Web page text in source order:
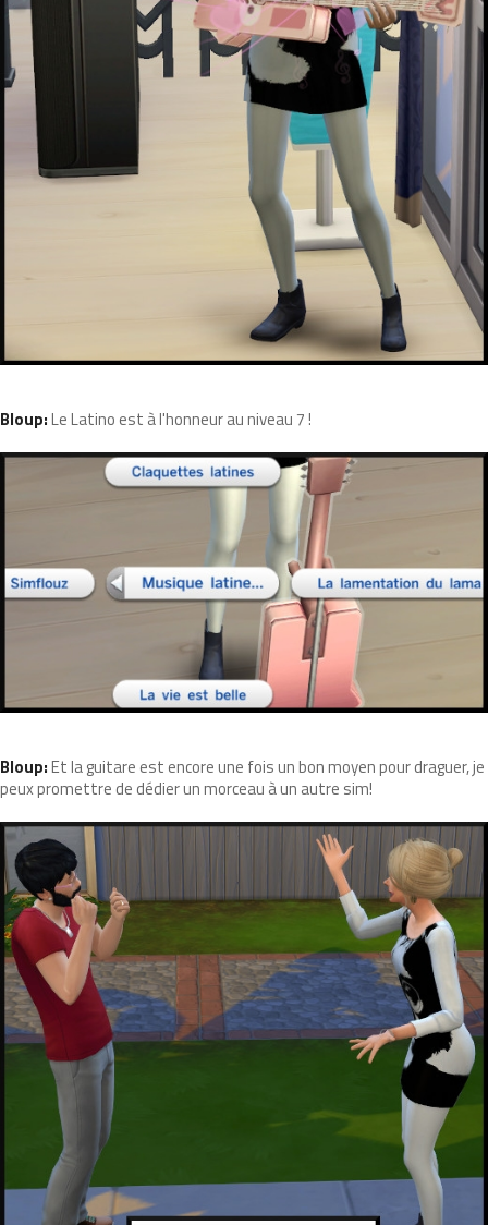
Bloup:Le Latino est à l'honneur au niveau 7 !
Bloup:Et la guitare est encore une fois un bon moyen pour draguer, je
peux promettre de dédier un morceau à un autre sim!